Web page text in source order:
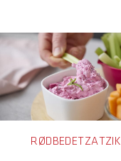
RØDBEDETZATZIKI